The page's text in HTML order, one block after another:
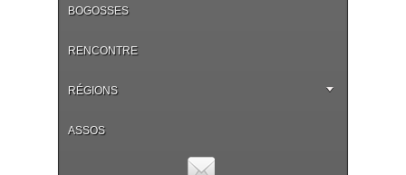
BOGOSSES
RENCONTRE
RÉGIONS
ASSOS